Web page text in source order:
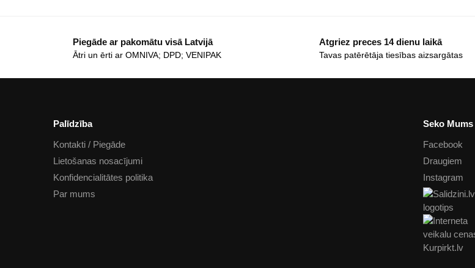
Piegāde ar pakomātu visā Latvijā
Ātri un ērti ar OMNIVA; DPD; VENIPAK
Atgriez preces 14 dienu laikā
Tavas patērētāja tiesības aizsargātas
Palīdzība
Kontakti / Piegāde
Lietošanas nosacījumi
Konfidencialitātes politika
Par mums
Seko Mums
Facebook
Draugiem
Instagram